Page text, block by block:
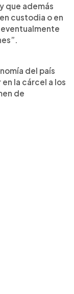
que además
custodia o en
del país
la cárcel a los
de